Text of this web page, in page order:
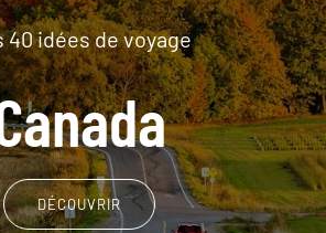
40 idées de voyage
DÉCOUVRIR